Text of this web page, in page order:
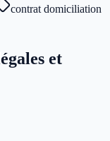
contrat domiciliation
et